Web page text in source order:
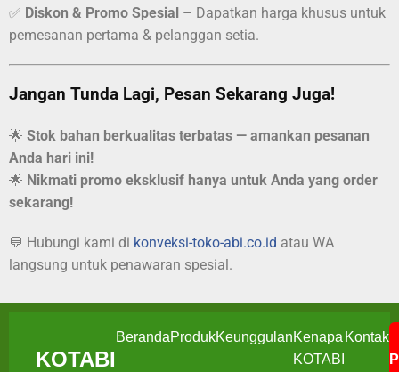
✅ Diskon & Promo Spesial – Dapatkan harga khusus untuk
pemesanan pertama & pelanggan setia.
Jangan Tunda Lagi, Pesan Sekarang Juga!
🌟 Stok bahan berkualitas terbatas — amankan pesanan
Anda hari ini!
🌟 Nikmati promo eksklusif hanya untuk Anda yang order
sekarang!
💬 Hubungi kami di konveksi-toko-abi.co.id atau WA
langsung untuk penawaran spesial.
KOTABI
BerandaProdukKeunggulanKenapa
KOTABI
Kontak